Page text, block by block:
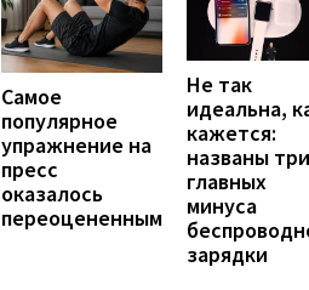
Самое
популярное
упражнение на
пресс
оказалось
переоцененным
Не так
идеальна,
кажется:
названы три
главных
минуса
зарядки